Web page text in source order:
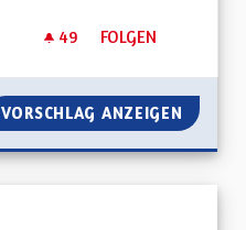
49 49 FOLLOWER
FOLGEN
L' ALSACE DE
VORSCHLAG ANZEIGEN L'